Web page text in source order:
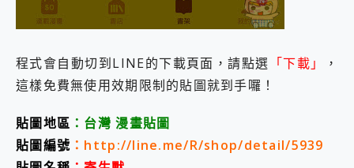
程式會自動切到LINE的下載頁面，請點選 「下載」
，
這樣免費無使用效期限制的貼圖就到手囉！
貼圖地區 ：台灣 漫畫貼圖
貼圖編號 ：http://line.me/R/shop/detail/5939